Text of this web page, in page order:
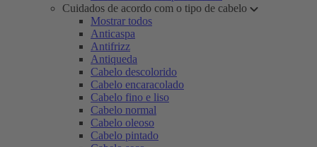
Cuidados de acordo com o tipo de cabelo
Mostrar todos
Anticaspa
Antifrizz
Antiqueda
Cabelo descolorido
Cabelo encaracolado
Cabelo fino e liso
Cabelo normal
Cabelo oleoso
Cabelo pintado